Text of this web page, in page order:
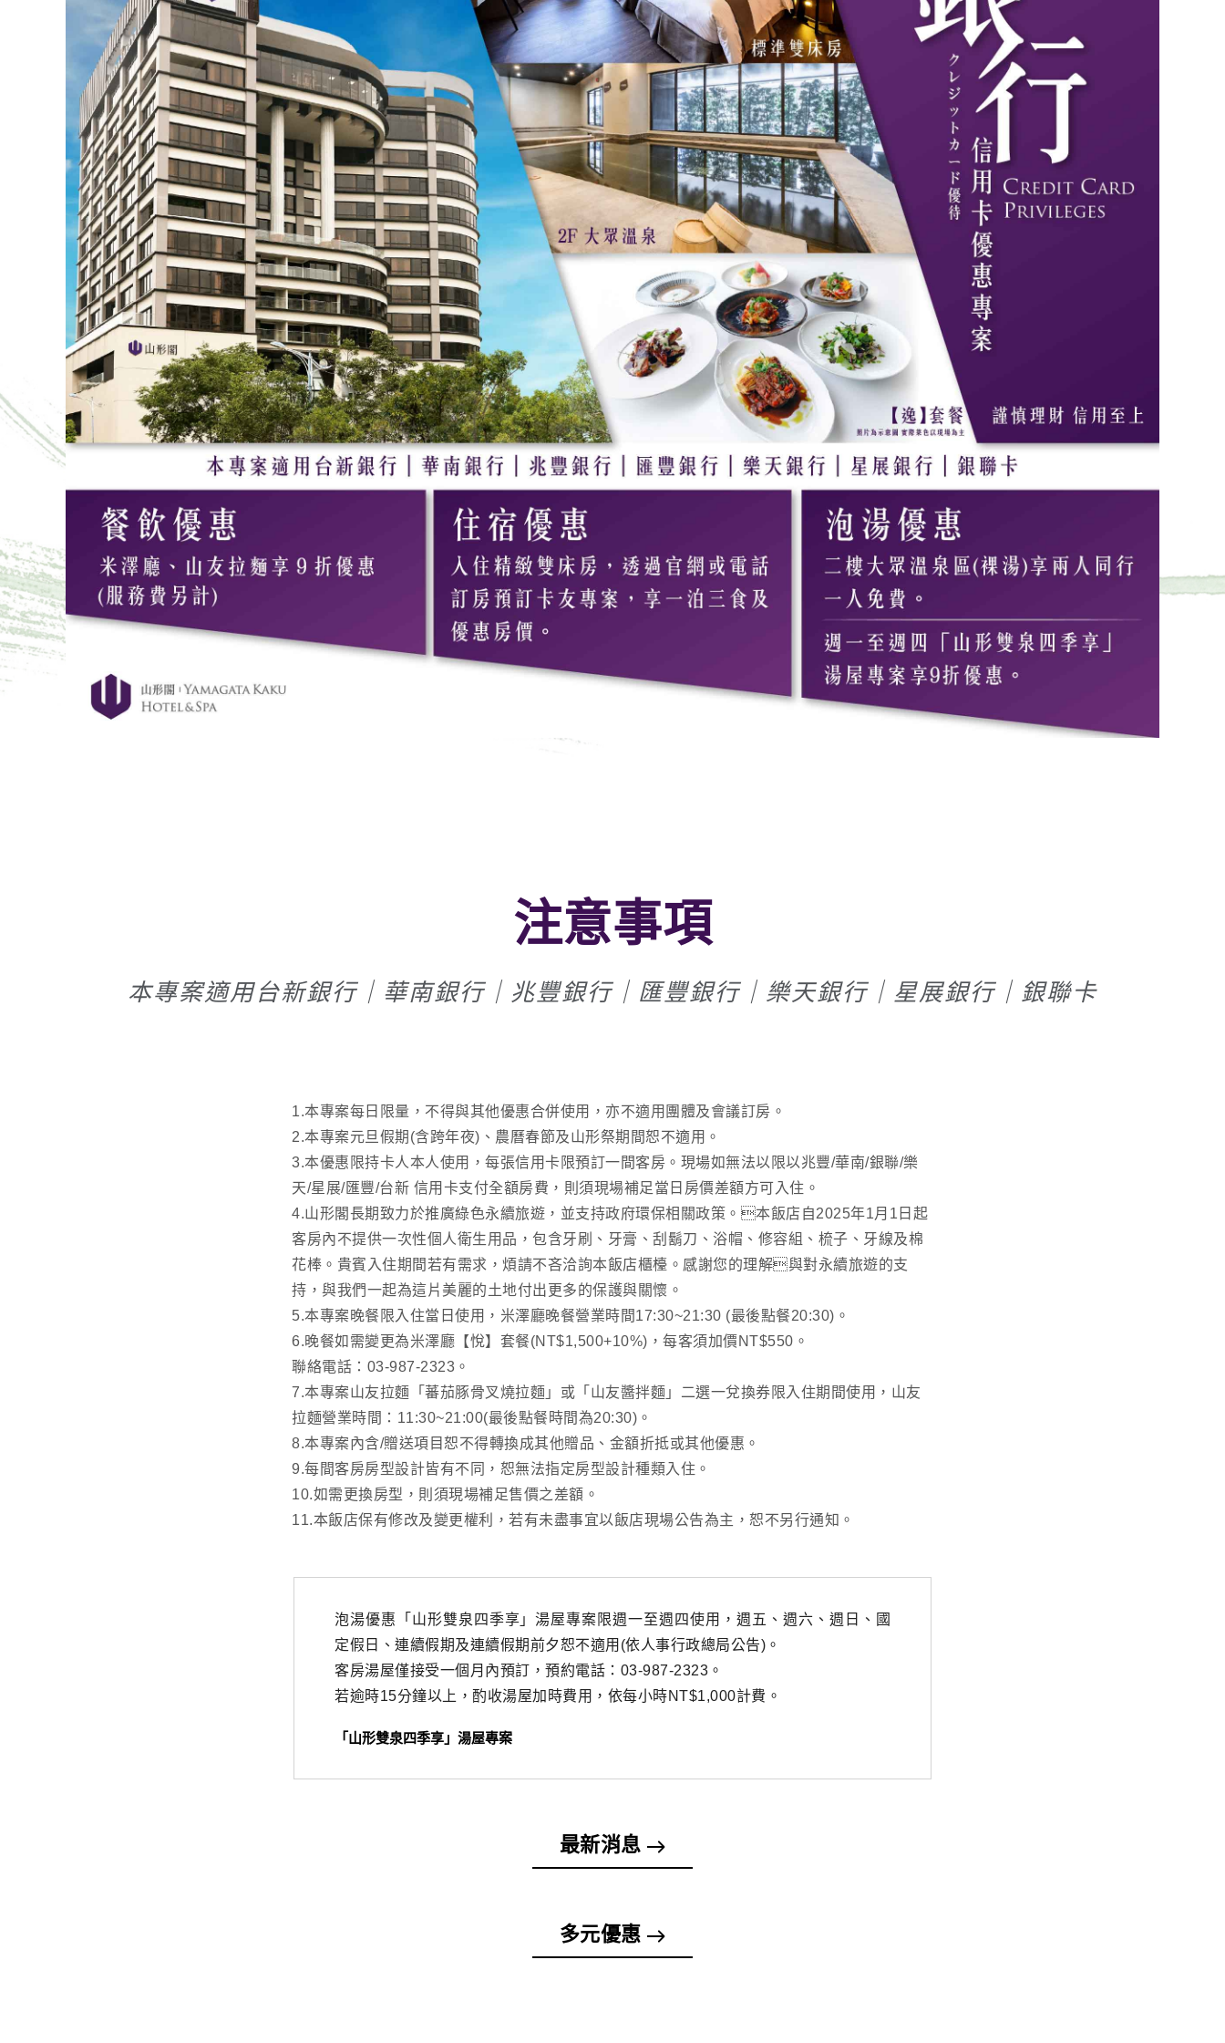
注意事項
本專案適用台新銀行｜華南銀行｜兆豐銀行｜匯豐銀行｜樂天銀行｜星展銀行｜銀聯卡
1.本專案每日限量，不得與其他優惠合併使用，亦不適用團體及會議訂房。
2.本專案元旦假期(含跨年夜)、農曆春節及山形祭期間恕不適用。
3.本優惠限持卡人本人使用，每張信用卡限預訂一間客房。現場如無法以限以兆豐/華南/銀聯/樂
天/星展/匯豐/台新 信用卡支付全額房費，則須現場補足當日房價差額方可入住。
4.山形閣長期致力於推廣綠色永續旅遊，並支持政府環保相關政策。本飯店自2025年1月1日起
客房內不提供一次性個人衛生用品，包含牙刷、牙膏、刮鬍刀、浴帽、修容組、梳子、牙線及棉
花棒。貴賓入住期間若有需求，煩請不吝洽詢本飯店櫃檯。感謝您的理解與對永續旅遊的支
持，與我們一起為這片美麗的土地付出更多的保護與關懷。
5.本專案晚餐限入住當日使用，米澤廳晚餐營業時間17:30~21:30 (最後點餐20:30)。
6.晚餐如需變更為米澤廳【悅】套餐(NT$1,500+10%)，每客須加價NT$550。
聯絡電話：03-987-2323。
7.本專案山友拉麵「蕃茄豚骨叉燒拉麵」或「山友醬拌麵」二選一兌換券限入住期間使用，山友
拉麵營業時間：11:30~21:00(最後點餐時間為20:30)。
8.本專案內含/贈送項目恕不得轉換成其他贈品、金額折抵或其他優惠。
9.每間客房房型設計皆有不同，恕無法指定房型設計種類入住。
10.如需更換房型，則須現場補足售價之差額。
11.本飯店保有修改及變更權利，若有未盡事宜以飯店現場公告為主，恕不另行通知。
泡湯優惠「山形雙泉四季享」湯屋專案限週一至週四使用，週五、週六、週日、國
定假日、連續假期及連續假期前夕恕不適用(依人事行政總局公告)。
客房湯屋僅接受一個月內預訂，預約電話：03-987-2323。
若逾時15分鐘以上，酌收湯屋加時費用，依每小時NT$1,000計費。
「山形雙泉四季享」湯屋專案
最新消息
多元優惠